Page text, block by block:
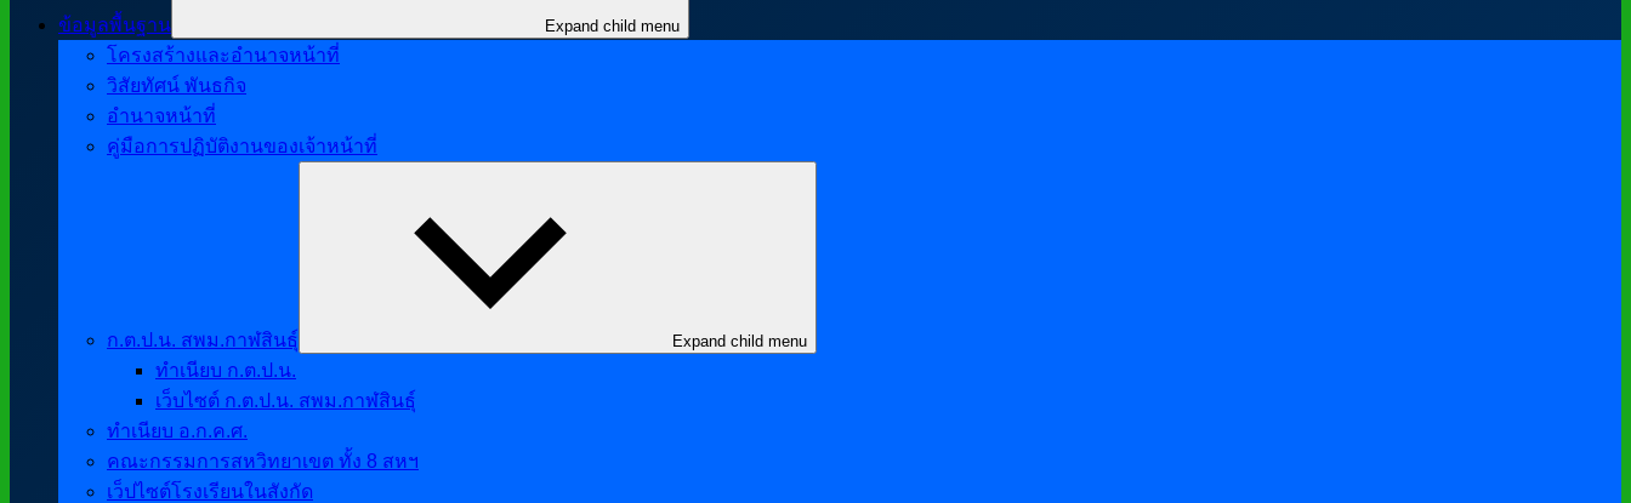
ข้อมูลพื้นฐาน Expand child menu
โครงสร้างและอำนาจหน้าที่
วิสัยทัศน์ พันธกิจ
อำนาจหน้าที่
คู่มือการปฏิบัติงานของเจ้าหน้าที่
ก.ต.ป.น. สพม.กาฬสินธุ์ Expand child menu
ทำเนียบ ก.ต.ป.น.
เว็บไซต์ ก.ต.ป.น. สพม.กาฬสินธุ์
ทำเนียบ อ.ก.ค.ศ.
คณะกรรมการสหวิทยาเขต ทั้ง 8 สหฯ
เว็ปไซต์โรงเรียนในสังกัด